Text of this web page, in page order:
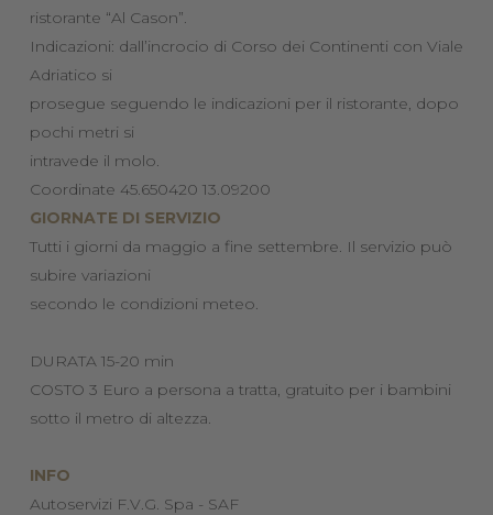
ristorante “Al Cason”.
Indicazioni: dall’incrocio di Corso dei Continenti con Viale
Adriatico si
prosegue seguendo le indicazioni per il ristorante, dopo
pochi metri si
intravede il molo.
Coordinate 45.650420 13.09200
GIORNATE DI SERVIZIO
Tutti i giorni da maggio a fine settembre. Il servizio può
subire variazioni
secondo le condizioni meteo.
DURATA 15-20 min
COSTO 3 Euro a persona a tratta, gratuito per i bambini
sotto il metro di altezza.
INFO
Autoservizi F.V.G. Spa - SAF